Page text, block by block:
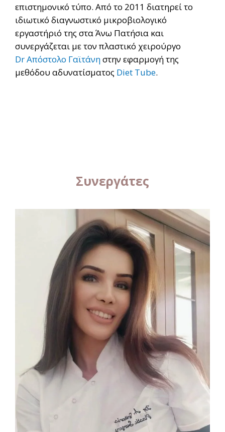
επιστημονικό τύπο. Από το 2011 διατηρεί το
ιδιωτικό διαγνωστικό μικροβιολογικό
εργαστήριό της στα Άνω Πατήσια και
συνεργάζεται με τον πλαστικό χειρούργο
Dr Απόστολο Γαϊτάνηστην εφαρμογή της
μεθόδου αδυνατίσματος Diet Tube.
Συνεργάτες